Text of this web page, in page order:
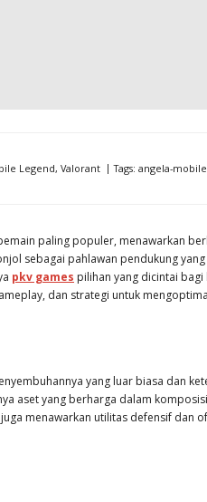
Legend, Valorant Tags: angela-
paling populer, menawarkan
sebagai pahlawan pendukung
pkv games pilihan yang dicintai
dan strategi untuk
yang luar biasa dan
aset yang berharga dalam
menawarkan utilitas defensif dan